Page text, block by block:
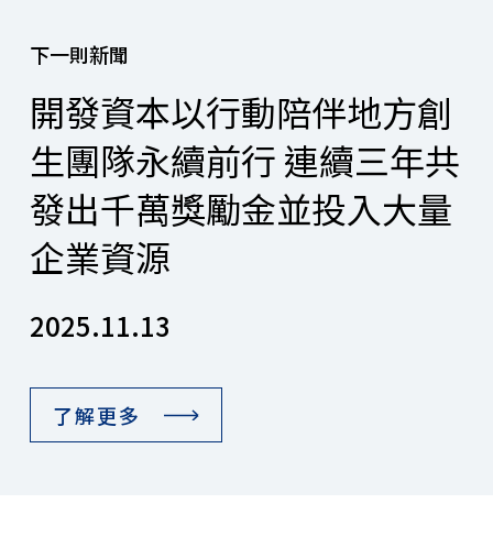
下一則新聞
開發資本以行動陪伴地方創
生團隊永續前行 連續三年共
發出千萬獎勵金並投入大量
企業資源
2025.11.13
了解更多